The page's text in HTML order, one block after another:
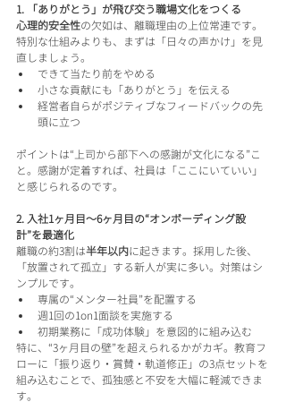
1. 「ありがとう」が飛び交う職場文化をつくる
心理的安全性の欠如は、離職理由の上位常連です。
特別な仕組みよりも、まずは「日々の声かけ」を見
直しましょう。
できて当たり前をやめる
小さな貢献にも「ありがとう」を伝える
経営者自らがポジティブなフィードバックの先
頭に立つ
ポイントは“上司から部下への感謝が文化になる”こ
と。感謝が定着すれば、社員は「ここにいていい」
と感じられるのです。
2. 入社1ヶ月目〜6ヶ月目の“オンボーディング設
計”を最適化
離職の約3割は半年以内に起きます。採用した後、
「放置されて孤立」する新人が実に多い。対策はシ
ンプルです。
専属の“メンター社員”を配置する
週1回の1on1面談を実施する
初期業務に「成功体験」を意図的に組み込む
特に、“3ヶ月目の壁”を超えられるかがカギ。教育フ
ローに「振り返り・賞賛・軌道修正」の3点セットを
組み込むことで、孤独感と不安を大幅に軽減できま
す。